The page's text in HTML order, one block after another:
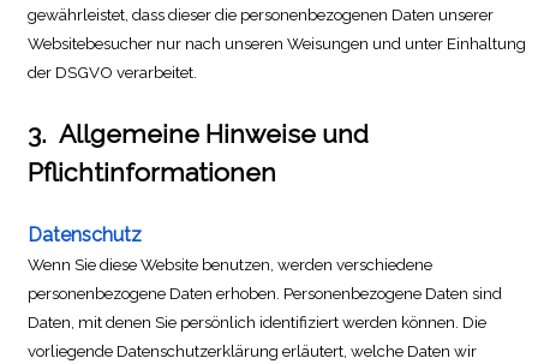
gewährleistet, dass dieser die personenbezogenen Daten unserer
Websitebesucher nur nach unseren Weisungen und unter Einhaltung
der DSGVO verarbeitet.
3. Allgemeine Hinweise und
Pflichtinformationen
Datenschutz
Wenn Sie diese Website benutzen, werden verschiedene
personenbezogene Daten erhoben. Personenbezogene Daten sind
Daten, mit denen Sie persönlich identifiziert werden können. Die
vorliegende Datenschutzerklärung erläutert, welche Daten wir